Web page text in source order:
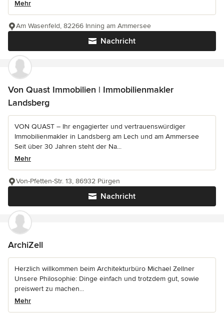
Mehr
Nachricht
Am Wasenfeld, 82266 Inning am Ammersee
Von Quast Immobilien | Immobilienmakler
Landsberg
VON QUAST – Ihr engagierter und vertrauenswürdiger
Immobilienmakler in Landsberg am Lech und am Ammersee
Seit über 30 Jahren steht der Na...
Mehr
Nachricht
Von-Pfetten-Str. 13, 86932 Pürgen
ArchiZell
Herzlich willkommen beim Architekturbüro Michael Zellner
Unsere Philosophie: Dinge einfach und trotzdem gut, sowie
preiswert zu machen...
Mehr